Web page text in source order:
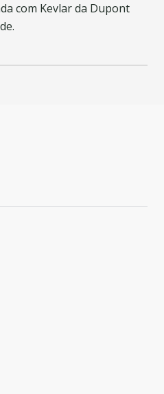
com Kevlar da Dupont